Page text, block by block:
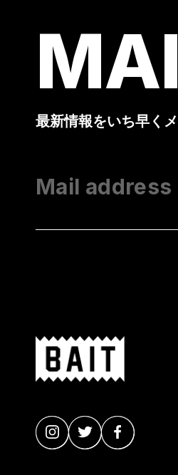
最新情報をいち早く
Mail address